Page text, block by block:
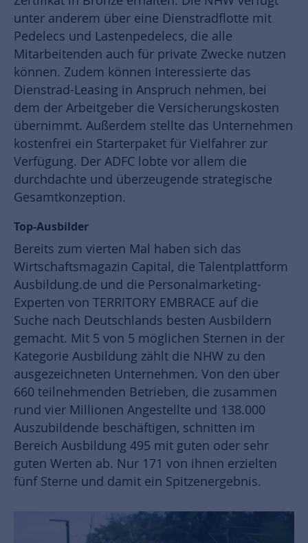
unter anderem über eine Dienstradflotte mit
Pedelecs und Lastenpedelecs, die alle
Mitarbeitenden auch für private Zwecke nutzen
können. Zudem können Interessierte das
Dienstrad-Leasing in Anspruch nehmen, bei
dem der Arbeitgeber die Versicherungskosten
übernimmt. Außerdem stellte das Unternehmen
kostenfrei ein Starterpaket für Vielfahrer zur
Verfügung. Der ADFC lobte vor allem die
durchdachte und überzeugende strategische
Gesamtkonzeption.
Top-Ausbilder
Bereits zum vierten Mal haben sich das
Wirtschaftsmagazin Capital, die Talentplattform
Ausbildung.de und die Personalmarketing-
Experten von TERRITORY EMBRACE auf die
Suche nach Deutschlands besten Ausbildern
gemacht. Mit 5 von 5 möglichen Sternen in der
Kategorie Ausbildung zählt die NHW zu den
ausgezeichneten Unternehmen. Von den über
660 teilnehmenden Betrieben, die zusammen
rund vier Millionen Angestellte und 138.000
Auszubildende beschäftigen, schnitten im
Bereich Ausbildung 495 mit guten oder sehr
guten Werten ab. Nur 171 von ihnen erzielten
fünf Sterne und damit ein Spitzenergebnis.